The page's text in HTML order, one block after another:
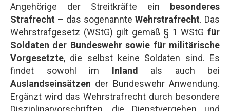
Angehörige der Streitkräfte ein besonderes
Strafrecht – das sogenannte Wehrstrafrecht. Das
Wehrstrafgesetz (WStG) gilt gemäß § 1 WStG für
Soldaten der Bundeswehr sowie für militärische
Vorgesetzte, die selbst keine Soldaten sind. Es
findet sowohl im Inland als auch bei
Auslandseinsätzen der Bundeswehr Anwendung.
Ergänzt wird das Wehrstrafrecht durch besondere